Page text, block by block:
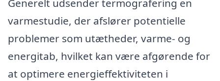
varmestudie, der afslører potentielle
problemer som utætheder, varme- og
energitab, hvilket kan være afgørende for
at optimere energieffektiviteten i